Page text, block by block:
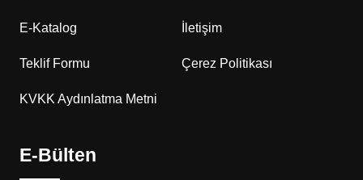
E-Katalog İletişim
Teklif Formu Çerez Politikası
KVKK Aydınlatma Metni
E-Bülten